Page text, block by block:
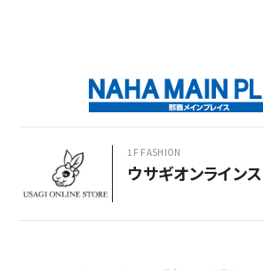
1F FASHION
ウサギオンライン